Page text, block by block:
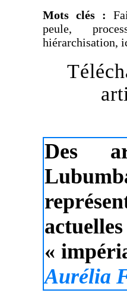
Mots clés :
peule,
hiérarchisation,
Des
«
Aurélia